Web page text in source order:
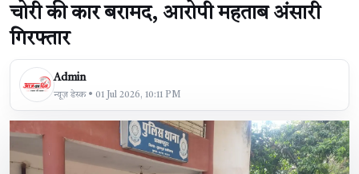
चोरी की कार बरामद, आरोपी महताब अंसारी
गिरफ्तार
Admin
न्यूज़ डेस्क • 01 Jul 2026, 10:11 PM